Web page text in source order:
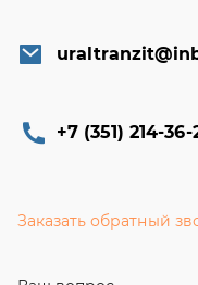
+7 (351) 214-36-
Заказать обратный